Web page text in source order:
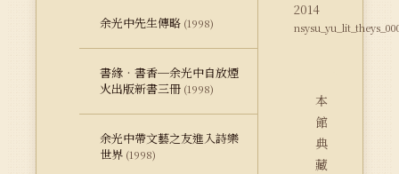
余光中先生傳略 (1998)
書緣‧書香─余光中自放煙
火出版新書三冊 (1998)
余光中帶文藝之友進入詩樂
世界 (1998)
2014
本
館
典
藏